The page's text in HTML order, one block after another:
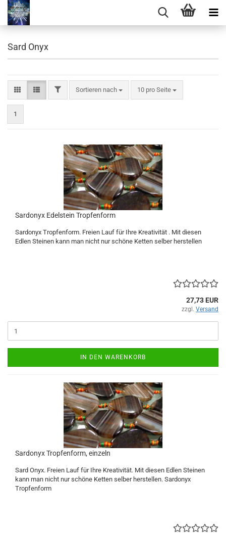
Sard Onyx
FILTERSortieren nach
Sortieren nach 10 pro Seite
pro Seite
1
Sardonyx Edelstein Tropfenform
Sardonyx Tropfenform. Freien Lauf für Ihre Kreativität . Mit diesen
Edlen Steinen kann man nicht nur schöne Ketten selber herstellen
27,73 EUR
zzgl. Versand
IN DEN WARENKORB
Sardonyx Tropfenform, einzeln
Sard Onyx. Freien Lauf für Ihre Kreativität. Mit diesen Edlen Steinen
kann man nicht nur schöne Ketten selber herstellen. Sardonyx
Tropfenform